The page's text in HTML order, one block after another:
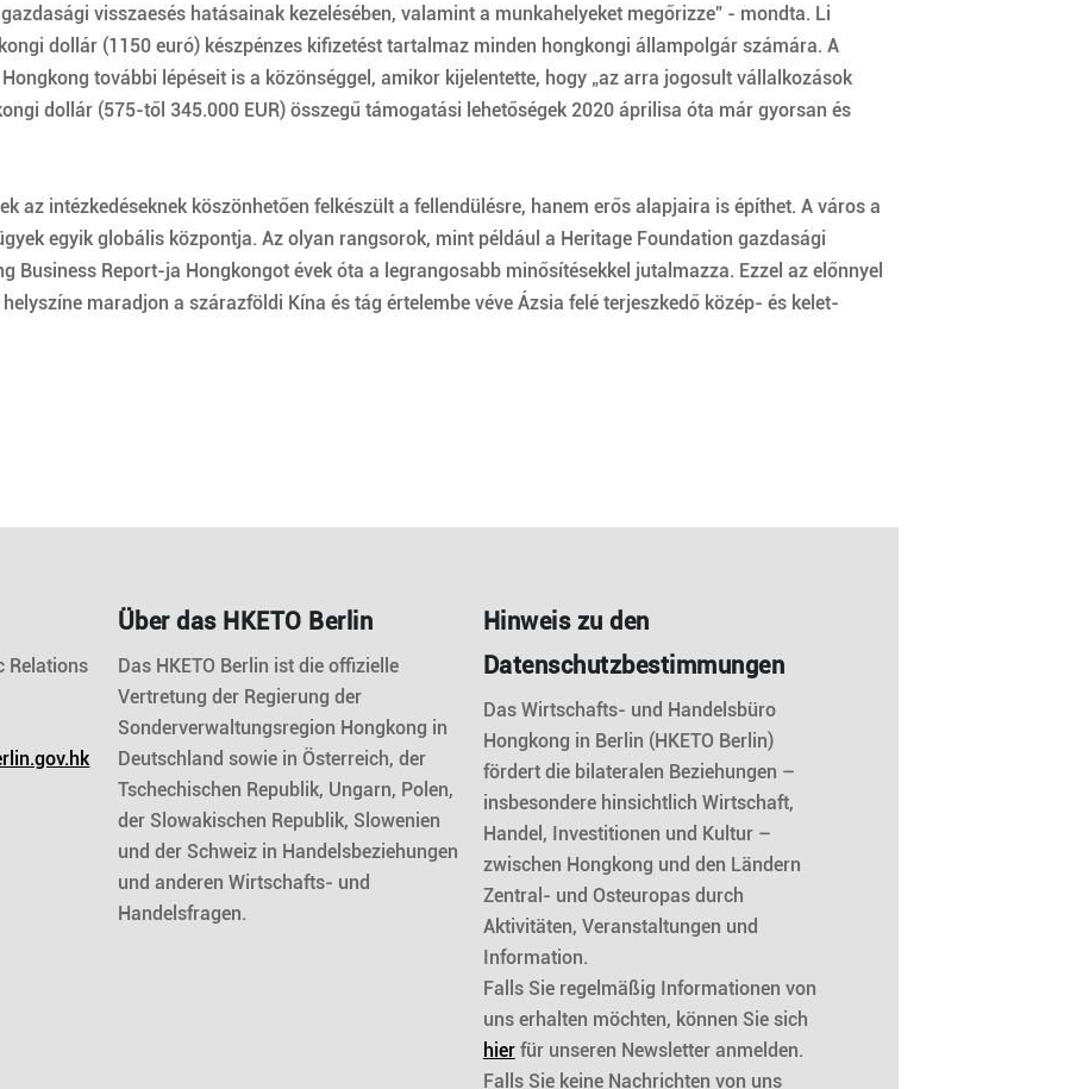
visszaesés hatásainak kezelésében, valamint a munkahelyeket megőrizze” - mondta. Li
dollár (1150 euró) készpénzes kifizetést tartalmaz minden hongkongi állampolgár számára. A
további lépéseit is a közönséggel, amikor kijelentette, hogy „az arra jogosult vállalkozások
dollár (575-től 345.000 EUR) összegű támogatási lehetőségek 2020 áprilisa óta már gyorsan és
az intézkedéseknek köszönhetően felkészült a fellendülésre, hanem erős alapjaira is építhet. A város a
egyik globális központja. Az olyan rangsorok, mint például a Heritage Foundation gazdasági
Business Report-ja Hongkongot évek óta a legrangosabb minősítésekkel jutalmazza. Ezzel az előnnyel
maradjon a szárazföldi Kína és tág értelembe véve Ázsia felé terjeszkedő közép- és kelet-
Relations
Über das HKETO Berlin
Das HKETO Berlin ist die offizielle
Vertretung der Regierung der
Sonderverwaltungsregion Hongkong in
Deutschland sowie in Österreich, der
Tschechischen Republik, Ungarn, Polen,
der Slowakischen Republik, Slowenien
und der Schweiz in Handelsbeziehungen
und anderen Wirtschafts- und
Handelsfragen.
Hinweis zu den
Datenschutzbestimmungen
Das Wirtschafts- und Handelsbüro
Hongkong in Berlin (HKETO Berlin)
fördert die bilateralen Beziehungen –
insbesondere hinsichtlich Wirtschaft,
Handel, Investitionen und Kultur –
zwischen Hongkong und den Ländern
Zentral- und Osteuropas durch
Aktivitäten, Veranstaltungen und
Information.
Falls Sie regelmäßig Informationen von
uns erhalten möchten, können Sie sich
hierfür unseren Newsletter anmelden.
Falls Sie keine Nachrichten von uns